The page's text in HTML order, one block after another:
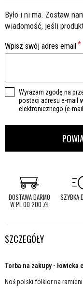
Było i ni ma. Zostaw
wiadomość, jeśli
Wpisz swój adres email
Wyrażam zgodę na
postaci adresu e-mail
elektronicznego (e-
DOSTAWA DARMO
W PL OD 200 ZŁ
SZYBKA
SZCZEGÓŁY
Torba na zakupy - łowicka
Noś polski folklor na